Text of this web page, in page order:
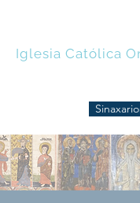
Iglesia Católica